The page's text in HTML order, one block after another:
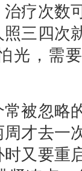
疗次数
三四次
光，需
被忽略
才去一
又要重